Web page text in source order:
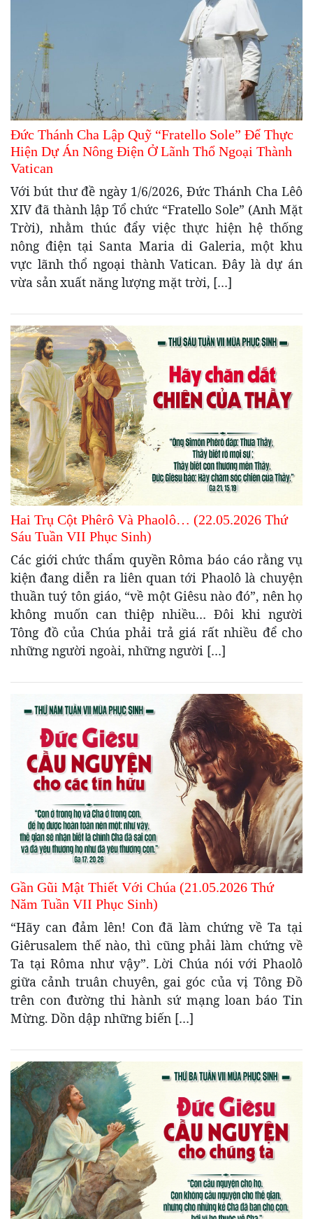
Đức Thánh Cha Lập Quỹ “Fratello Sole” Để Thực
Hiện Dự Án Nông Điện Ở Lãnh Thổ Ngoại Thành
Vatican
Với bút thư đề ngày 1/6/2026, Đức Thánh Cha Lêô
XIV đã thành lập Tổ chức “Fratello Sole” (Anh Mặt
Trời), nhằm thúc đẩy việc thực hiện hệ thống
nông điện tại Santa Maria di Galeria, một khu
vực lãnh thổ ngoại thành Vatican. Đây là dự án
vừa sản xuất năng lượng mặt trời, […]
Hai Trụ Cột Phêrô Và Phaolô… (22.05.2026 Thứ
Sáu Tuần VII Phục Sinh)
Các giới chức thẩm quyền Rôma báo cáo rằng vụ
kiện đang diễn ra liên quan tới Phaolô là chuyện
thuần tuý tôn giáo, “về một Giêsu nào đó”, nên họ
không muốn can thiệp nhiều… Đôi khi người
Tông đồ của Chúa phải trả giá rất nhiều để cho
những người ngoài, những người […]
Gần Gũi Mật Thiết Với Chúa (21.05.2026 Thứ
Năm Tuần VII Phục Sinh)
“Hãy can đảm lên! Con đã làm chứng về Ta tại
Giêrusalem thế nào, thì cũng phải làm chứng về
Ta tại Rôma như vậy”. Lời Chúa nói với Phaolô
giữa cảnh truân chuyên, gai góc của vị Tông Đồ
trên con đường thi hành sứ mạng loan báo Tin
Mừng. Dồn dập những biến […]